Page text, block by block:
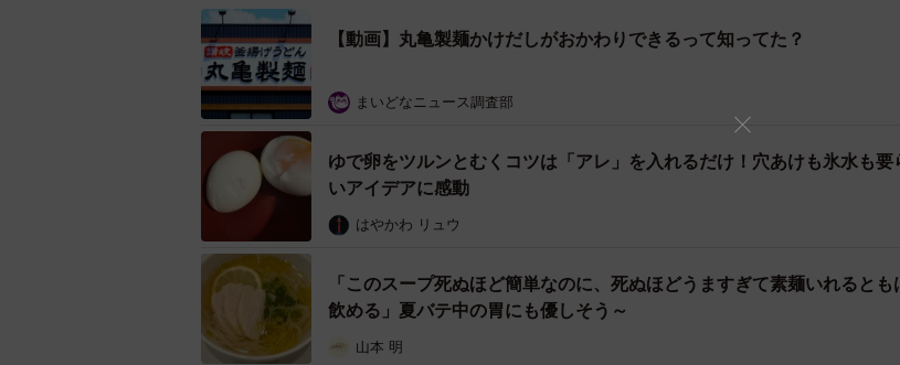
「かけだし」のおかわりが無料！？※画像はイメージです（雄一 榎戸/stock.adobe.com）
▽出典：丸亀製麺 公式TikTok／かけだしがおかわりできるって知ってましたか？
【動画】丸亀製麺かけだしがおかわりできるって知ってた？
まいどなニュース調査部
ゆで卵をツルンとむくコツは「アレ」を入れるだけ！穴あけも氷水も要
いアイデアに感動
はやかわ リュウ
「このスープ死ぬほど簡単なのに、死ぬほどうますぎて素麺いれるとも
飲める」夏バテ中の胃にも優しそう～
山本 明